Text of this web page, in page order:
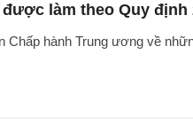
làm theo Quy định
Chấp hành Trung ương về